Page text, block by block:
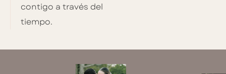
contigo a través del
tiempo.